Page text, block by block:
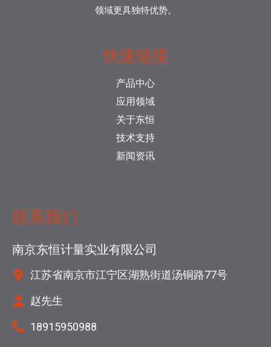
领域更具独特优势。
快速链接
产品中心
应用领域
关于东恒
技术支持
新闻资讯
联系我们
南京东恒计量实业有限公司
江苏省南京市江宁区湖熟街道汤铜路77号
赵先生
18915950988